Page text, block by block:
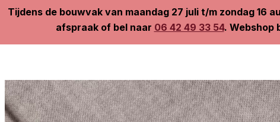
Tijdens de bouwvak van maandag 27 juli t/m zondag 16
afspraak of bel naar 06 42 49 33 54. Webshop